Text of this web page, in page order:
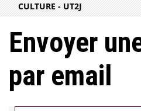
CULTURE - UT2J
Envoyer
par email